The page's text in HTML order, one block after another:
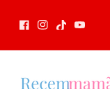
Facebook
Instagram
TikTokYoutube